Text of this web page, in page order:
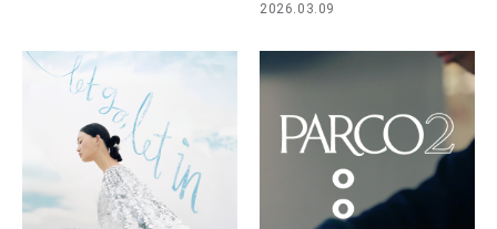
2026.03.09